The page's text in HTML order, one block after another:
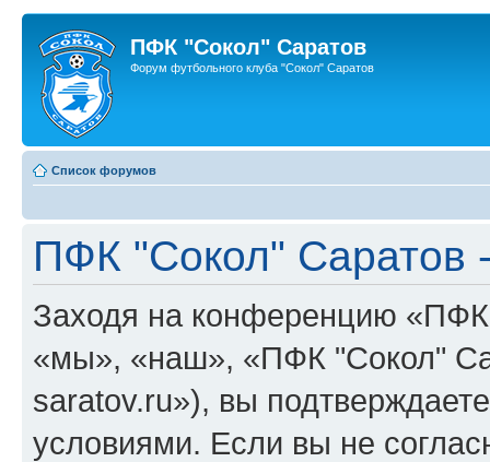
ПФК "Сокол" Саратов
Форум футбольного клуба "Сокол" Саратов
Список форумов
ПФК "Сокол" Саратов
Заходя на конференцию
«мы», «наш», «ПФК "Сокол"
saratov.ru»), вы
условиями. Если вы не